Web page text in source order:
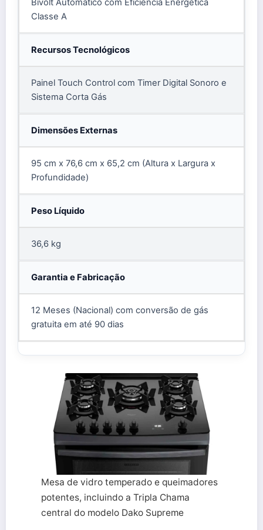
Bivolt Automático com Eficiência Energética
Classe A
Recursos Tecnológicos
Painel Touch Control com Timer Digital Sonoro e
Sistema Corta Gás
Dimensões Externas
95 cm x 76,6 cm x 65,2 cm (Altura x Largura x
Profundidade)
Peso Líquido
36,6 kg
Garantia e Fabricação
12 Meses (Nacional) com conversão de gás
gratuita em até 90 dias
Mesa de vidro temperado e queimadores
potentes, incluindo a Tripla Chama
central do modelo Dako Supreme